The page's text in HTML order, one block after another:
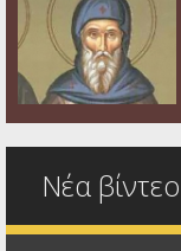
Νέα βίντεο